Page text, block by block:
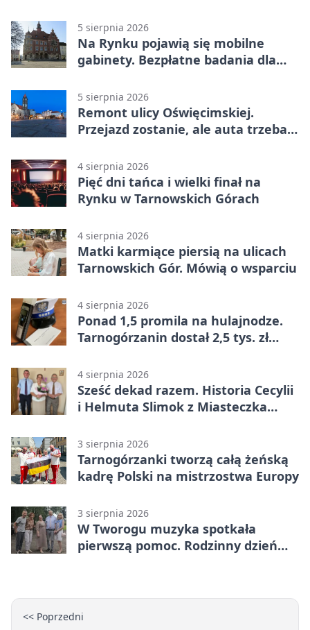
5 sierpnia 2026
Na Rynku pojawią się mobilne
gabinety. Bezpłatne badania dla
5 sierpnia 2026
Remont ulicy Oświęcimskiej.
Przejazd zostanie, ale auta trzeba
4 sierpnia 2026
Pięć dni tańca i wielki finał na
Rynku w Tarnowskich Górach
4 sierpnia 2026
Matki karmiące piersią na ulicach
Tarnowskich Gór. Mówią o wsparciu
4 sierpnia 2026
Ponad 1,5 promila na hulajnodze.
Tarnogórzanin dostał 2,5 tys. zł
4 sierpnia 2026
Sześć dekad razem. Historia Cecylii
i Helmuta Slimok z Miasteczka
3 sierpnia 2026
Tarnogórzanki tworzą całą żeńską
kadrę Polski na mistrzostwa Europy
3 sierpnia 2026
W Tworogu muzyka spotkała
pierwszą pomoc. Rodzinny dzień
<< Poprzedni